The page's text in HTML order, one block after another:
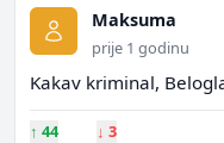
Maksuma
prije 1 godinu
Kakav kriminal,
↑ 44 ↓ 3